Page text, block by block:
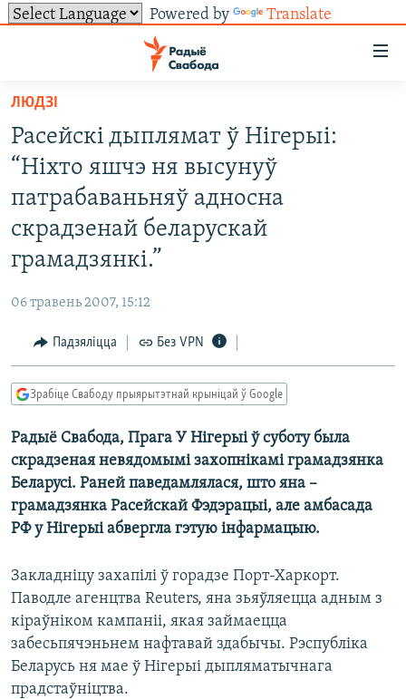
Powered by Translate
ўнівэрсальнага
доступу
Перайсьці
да
галоўнага
зьместу
Перайсьці
да
галоўнай
Перайсьці
пошуку
ВІДЭА І ФОТА
БЕЛАРУСЫ НА ВАЙНЕ
ПАЛІТВЯЗЬНІ
КАЛЯНДАР
ТОЛЬКІ НА СВАБОДЗЕ
ГІСТОРЫЯ НА СВАБОДЗЕ
АЎДЫЁКНІГІ
PREMIUM
НА ХВАЛЯХ СВАБОДЫ
АБЫСЬЦІ БЛЯКАВАНЬНЕ
ПАДЗЯЛІЦЦА ІНФАРМАЦЫЯЙ
TWITTER
САЧЫЦЕ ЗА АБНАЎЛЕНЬНЯМІ
Усе сайты РС/РСЭ
ЛЮДЗІ
Расейскі дыплямат ў Нігерыі:
“Ніхто яшчэ ня высунуў
патрабаваньняў адносна
скрадзенай беларускай
грамадзянкі.”
06 травень 2007, 15:12
Падзяліцца Без VPN
Зрабіце Свабоду прыярытэтнай крыніцай ў Google
Радыё Свабода, Прага У Нігерыі ў суботу была
скрадзеная невядомымі захопнікамі грамадзянка
Беларусі. Раней паведамлялася, што яна –
грамадзянка Расейскай Фэдэрацыі, але амбасада
РФ у Нігерыі абвергла гэтую інфармацыю.
Закладніцу захапілі ў горадзе Порт-Харкорт.
Паводле агенцтва Reuters, яна зьяўляецца адным з
кіраўніком кампаніі, якая займаецца
забесьпячэньнем нафтавай здабычы. Рэспубліка
Беларусь ня мае ў Нігерыі дыпляматычнага
прадстаўніцтва.